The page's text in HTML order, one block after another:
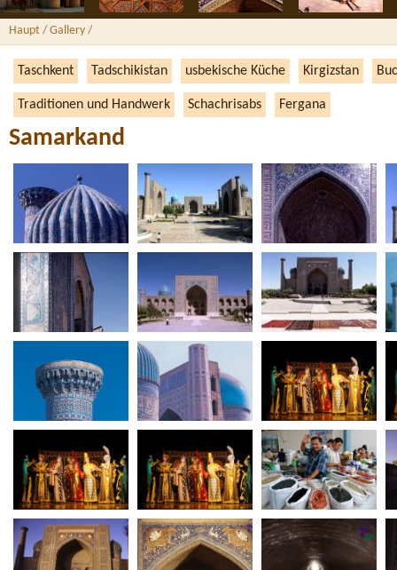
Haupt / Gallery /
Taschkent Tadschikistan usbekische Küche Kirgizstan
Traditionen und Handwerk Schachrisabs Fergana
Samarkand